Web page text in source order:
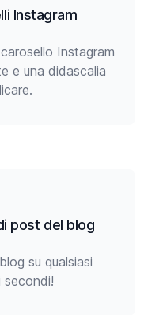
Instagram
Instagram
e una didascalia
post del blog
su qualsiasi
secondi!